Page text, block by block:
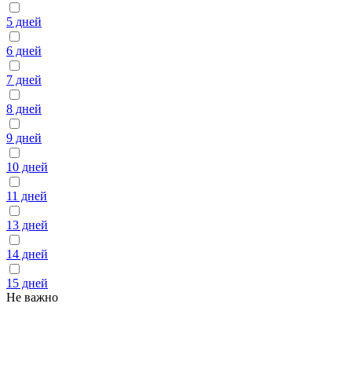
5 дней
6 дней
7 дней
8 дней
9 дней
10 дней
11 дней
13 дней
14 дней
15 дней
Не важно